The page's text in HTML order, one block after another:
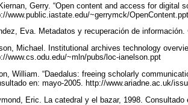
Gerry. “Open content and access for digital
www.public.iastate.edu/~gerrymck/
Eva. Metadatos y recuperación de
Michael. Institutional archives technology
www.cs.odu.edu/~mln/pubs/loc-ianelson.ppt
William. “Daedalus: freeing scholarly
en: mayo-2005. http://www.ariadne.ac.uk/
Eric. La catedral y el bazar, 1998.